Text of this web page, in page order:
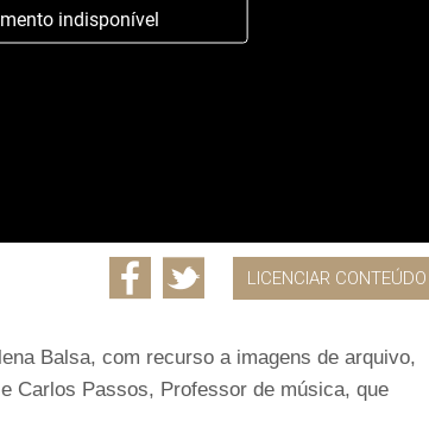
indisponível
LICENCIAR CONTEÚDO
Balsa, com recurso a imagens de arquivo,
Carlos Passos, Professor de música, que